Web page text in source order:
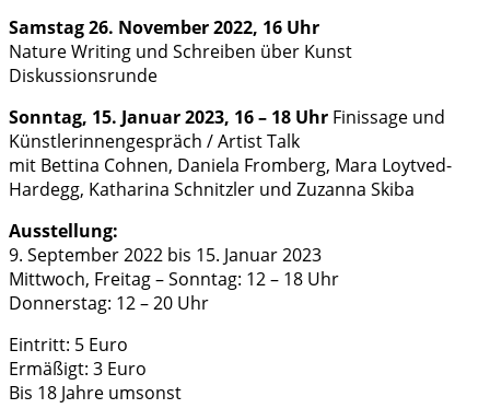
Samstag 26. November 2022, 16 Uhr
Nature Writing und Schreiben über Kunst
Diskussionsrunde
Sonntag, 15. Januar 2023, 16 – 18 Uhr Finissage und
Künstlerinnengespräch / Artist Talk
mit Bettina Cohnen, Daniela Fromberg, Mara Loytved-
Hardegg, Katharina Schnitzler und Zuzanna Skiba
Ausstellung:
9. September 2022 bis 15. Januar 2023
Mittwoch, Freitag – Sonntag: 12 – 18 Uhr
Donnerstag: 12 – 20 Uhr
Eintritt: 5 Euro
Ermäßigt: 3 Euro
Bis 18 Jahre umsonst